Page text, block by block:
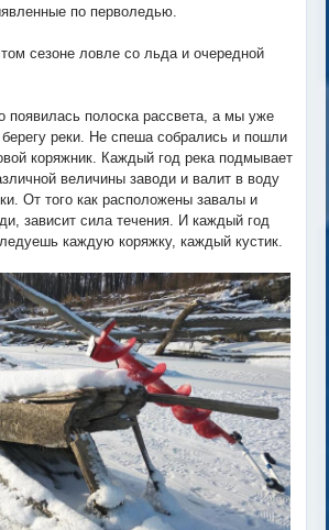
по перволедью.
сезоне ловле со льда и очередной
появилась полоска рассвета, а мы уже
реки. Не спеша собрались и пошли
коряжник. Каждый год река подмывает
величины заводи и валит в воду
От того как расположены завалы и
зависит сила течения. И каждый год
каждую коряжку, каждый кустик.